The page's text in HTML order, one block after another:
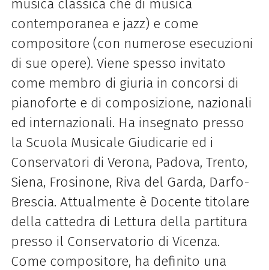
musica classica che di musica
contemporanea e jazz) e come
compositore (con numerose esecuzioni
di sue opere). Viene spesso invitato
come membro di giuria in concorsi di
pianoforte e di composizione, nazionali
ed internazionali. Ha insegnato presso
la Scuola Musicale Giudicarie ed i
Conservatori di Verona, Padova, Trento,
Siena, Frosinone, Riva del Garda, Darfo-
Brescia. Attualmente è Docente titolare
della cattedra di Lettura della partitura
presso il Conservatorio di Vicenza.
Come compositore, ha definito una